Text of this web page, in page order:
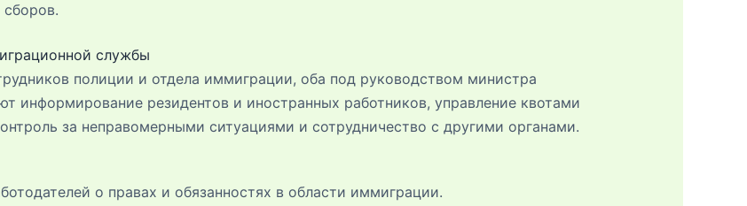
службы
полиции и отдела иммиграции, оба под руководством министра
информирование резидентов и иностранных работников, управление квотами
за неправомерными ситуациями и сотрудничество с другими органами.
о правах и обязанностях в области иммиграции.